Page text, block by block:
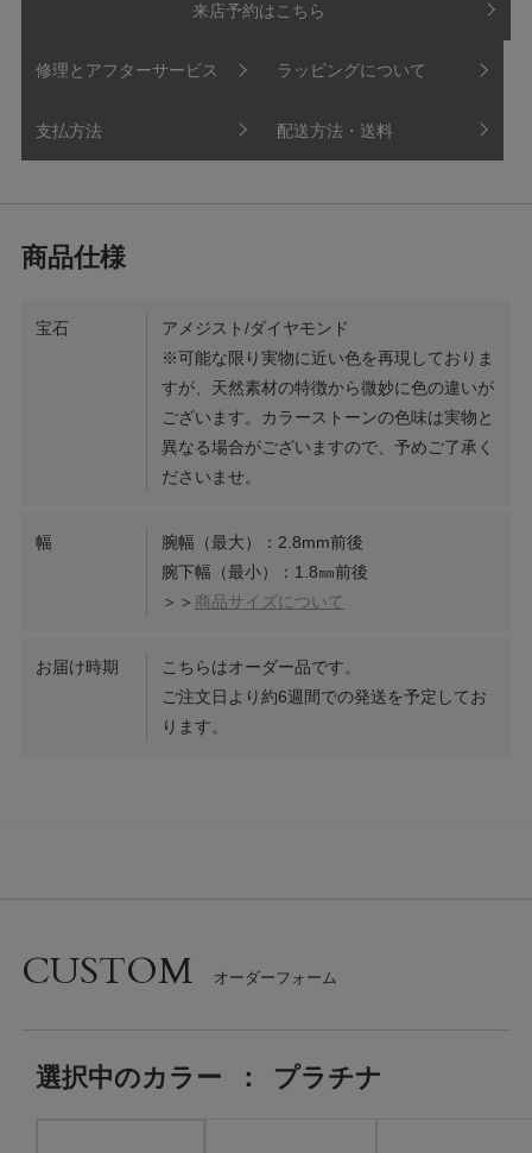
来店予約はこちら
修理とアフターサービス ラッピングについて
支払方法 配送方法・送料
宝石
アメジスト/ダイヤモンド
※可能な限り実物に近い色を再現しておりま
すが、天然素材の特徴から微妙に色の違いが
ございます。カラーストーンの色味は実物と
異なる場合がございますので、予めご了承く
ださいませ。
幅
腕幅（最大）：2.8mm前後
腕下幅（最小）：1.8㎜前後
＞＞ 商品サイズについて
お届け時期
こちらはオーダー品です。
ご注文日より約6週間での発送を予定してお
ります。
CUSTOM
選択中のカラー ： プラチナ